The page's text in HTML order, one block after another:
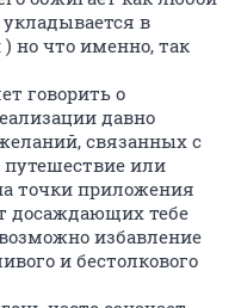
в
) но что именно, так
говорить о
давно
связанных с
или
точки приложения
досаждающих тебе
избавление
и бестолкового